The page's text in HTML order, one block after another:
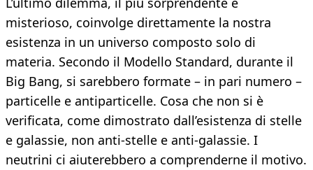
misterioso, coinvolge direttamente la nostra
esistenza in un universo composto solo di
materia. Secondo il Modello Standard, durante il
Big Bang, si sarebbero formate – in pari numero –
particelle e antiparticelle. Cosa che non si è
verificata, come dimostrato dall’esistenza di stelle
e galassie, non anti-stelle e anti-galassie. I
neutrini ci aiuterebbero a comprenderne il motivo.